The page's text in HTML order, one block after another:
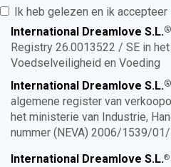
Ik heb gelezen en ik accepteer
International Dreamlove S.L.®
Registry 26.0013522 / SE in
Voedselveiligheid en Voeding
International Dreamlove S.L.®
algemene register van
het ministerie van Industrie,
nummer (NEVA) 2006/1539/
International Dreamlove S.L.®